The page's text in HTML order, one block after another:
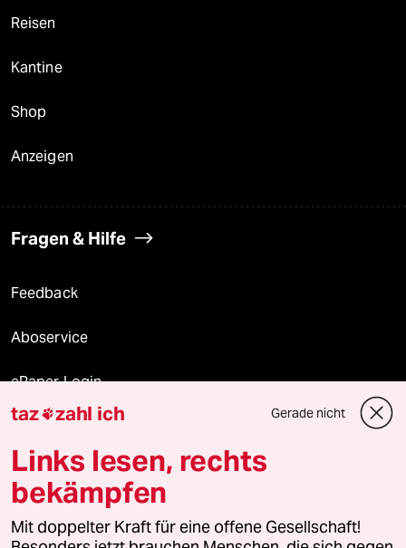
Reisen
Kantine
Shop
Anzeigen
Fragen & Hilfe
Feedback
Aboservice
ePaper Login
Downloads für Abonnierende
© 2026 taz Verlags und Vertriebs GmbH
Alle Rechte vorbehalten. Bei rechtlichen Fragen oder für Genehmigungen
wenden Sie sich bitte an
lizenzen@taz.de
taz zahl ich Gerade nicht
Links lesen, rechts
bekämpfen
Mit doppelter Kraft für eine offene Gesellschaft!